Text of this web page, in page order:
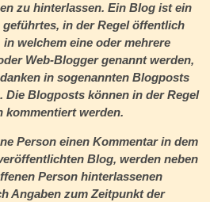
zu hinterlassen. Ein Blog ist ein
in der Regel öffentlich
welchem eine oder mehrere
Web-Blogger genannt werden,
in sogenannten Blogposts
Die Blogposts können in der Regel
kommentiert werden.
Person einen Kommentar in dem
Blog, werden neben
Person hinterlassenen
Angaben zum Zeitpunkt der